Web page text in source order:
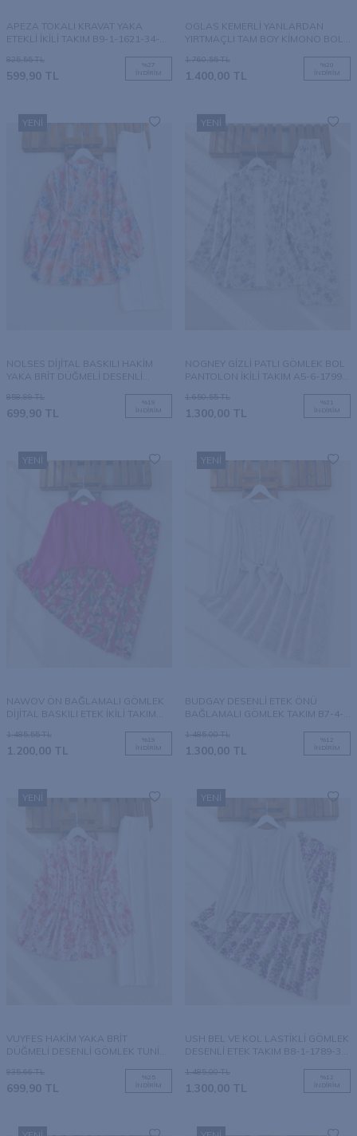
APEZA TOKALI KRAVAT YAKA
ETEKLİ İKİLİ TAKIM B9-1-1621-34-
825,55TL
599,90 TL
27
İNDIRIM
OGLAS KEMERLİ YANLARDAN
YIRTMAÇLI TAM BOY KİMONO BOL
PEMBE
1.760,55TL
1.400,00 TL
İNDIRIM
YENI
NOLSES DİJİTAL BASKILI HAKİM
YAKA BRİT DÜĞMELİ DESENLİ
858,99TL
699,90 TL
İNDIRIM
YENI
NOGNEY GİZLİ PATLI GÖMLEK BOL
PANTOLON İKİLİ TAKIM A5-6-1799-
1.650,55TL
1.300,00 TL
İNDIRIM
YENI
NAWOV ÖN BAĞLAMALI GÖMLEK
DİJİTAL BASKILI ETEK İKİLİ TAKIM
1.485,55TL
1.200,00 TL
İNDIRIM
YENI
BUDGAY DESENLİ ETEK ÖNÜ
BAĞLAMALI GÖMLEK TAKIM B7-4-
1.485,00TL
1.300,00 TL
İNDIRIM
YENI
VUYFES HAKİM YAKA BRİT
DÜĞMELİ DESENLİ GÖMLEK TUNİK
935,66TL
699,90 TL
İNDIRIM
YENI
USH BEL VE KOL LASTİKLİ GÖMLEK
DESENLİ ETEK TAKIM B8-1-1789-34-
1.485,00TL
1.300,00 TL
İNDIRIM